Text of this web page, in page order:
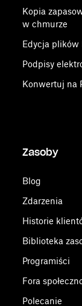
Kopia
w chmurze
Edycja plików
Podpisy
Konwertuj na
Zasoby
Blog
Zdarzenia
Historie
Biblioteka
Programiści
Fora
Polecanie